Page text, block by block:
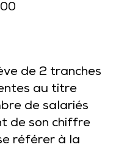
de 2 tranches
au titre
de salariés
de son chiffre
référer à la